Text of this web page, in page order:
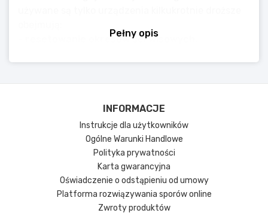
- resetowanie okresów serwisowych,
- reset czujnika kąta skrętu kierownicy,
- elektryka diagnostyka i serwis hamulca
- pełna diagnostyka OBD-II, w tym odczyt stanu
- generowanie raportów diagnostycznych.
Pomoc dotycząca samochodów jest bardzo
Pełny opis
INFORMACJE
Instrukcje dla użytkowników
Ogólne Warunki Handlowe
Polityka prywatności
Karta gwarancyjna
Oświadczenie o odstąpieniu od umowy
Platforma rozwiązywania sporów online
Zwroty produktów